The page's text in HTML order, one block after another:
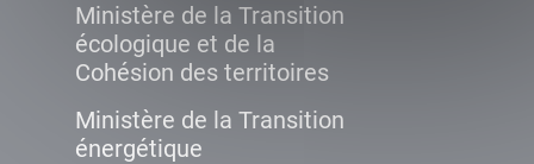
Ministère de la Transition
écologique et de la
Cohésion des territoires
Ministère de la Transition
énergétique